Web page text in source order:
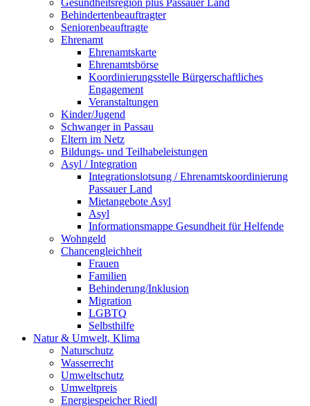
Gesundheitsregion plus Passauer Land
Behindertenbeauftragter
Seniorenbeauftragte
Ehrenamt
Ehrenamtskarte
Ehrenamtsbörse
Koordinierungsstelle Bürgerschaftliches
Engagement
Veranstaltungen
Kinder/Jugend
Schwanger in Passau
Eltern im Netz
Bildungs- und Teilhabeleistungen
Asyl / Integration
Integrationslotsung / Ehrenamtskoordinierung
Passauer Land
Mietangebote Asyl
Asyl
Informationsmappe Gesundheit für Helfende
Wohngeld
Chancengleichheit
Frauen
Familien
Behinderung/Inklusion
Migration
LGBTQ
Selbsthilfe
Natur & Umwelt, Klima
Naturschutz
Wasserrecht
Umweltschutz
Umweltpreis
Energiespeicher Riedl